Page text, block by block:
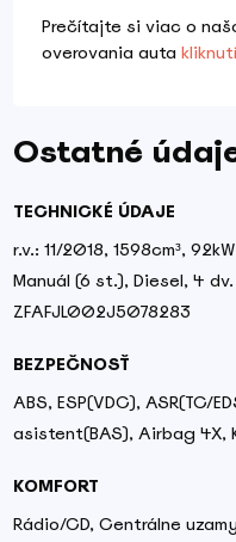
Prečítajte si viac o
overovania auta
Ostatné
TECHNICKÉ ÚDAJE
r.v.: 11/2018, 1598cm³,
Manuál (6 st.), Diesel, 4
ZFAFJL002J5078283
BEZPEČNOSŤ
ABS, ESP(VDC), ASR(TC/
asistent(BAS), Airbag 4X,
KOMFORT
Rádio/CD, Centrálne